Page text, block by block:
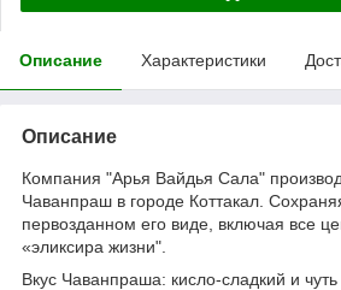
Описание Характеристики
Описание
Компания "Арья Вайдья Сала"
Чаванпраш в городе Коттакал.
первозданном его виде, включая все
«эликсира жизни".
Вкус Чаванпраша: кисло-сладкий и